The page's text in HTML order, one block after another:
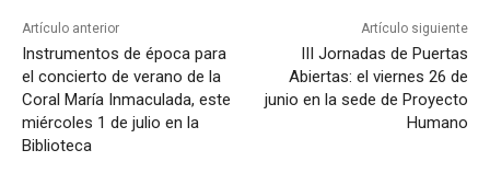
Artículo anterior
Instrumentos de época para
el concierto de verano de la
Coral María Inmaculada, este
miércoles 1 de julio en la
Biblioteca
Artículo siguiente
III Jornadas de Puertas
Abiertas: el viernes 26 de
junio en la sede de Proyecto
Humano